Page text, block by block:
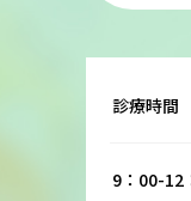
診療時間
9：00-12